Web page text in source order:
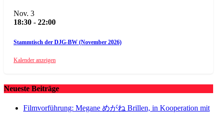
Nov. 3
18:30 - 22:00
Stammtisch der DJG-BW (November 2026)
Kalender anzeigen
Neueste Beiträge
Filmvorführung: Megane めがね Brillen, in Kooperation mit